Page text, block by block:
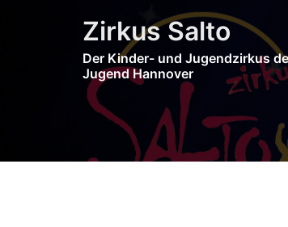
Zirkus Salto
Der Kinder- und Jugendzirkus
Jugend Hannover